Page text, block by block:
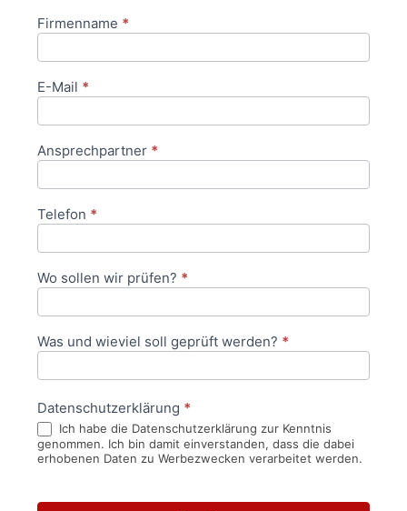
Anfrageformular
Firmenname *
E-Mail *
Ansprechpartner *
Telefon *
Wo sollen wir prüfen? *
Was und wieviel soll geprüft werden? *
Datenschutzerklärung *
Ich habe die Datenschutzerklärung zur Kenntnis
genommen. Ich bin damit einverstanden, dass die dabei
erhobenen Daten zu Werbezwecken verarbeitet werden.